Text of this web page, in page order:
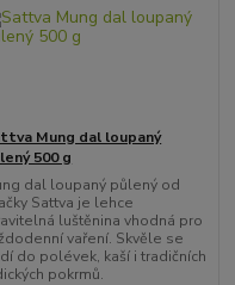
Mung dal loupaný
500 g
dal loupaný půlený od
Sattva je lehce
luštěnina vhodná pro
vaření. Skvěle se
do polévek, kaší i tradičních
pokrmů.